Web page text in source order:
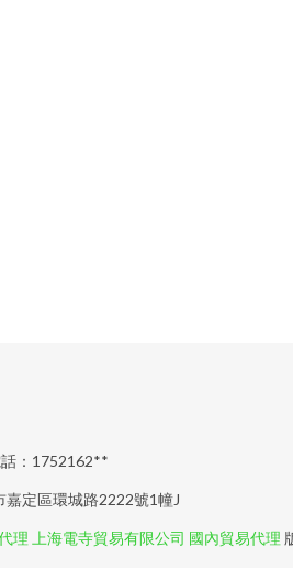
：1752162**
嘉定區環城路2222號1幢J
理 上海電寺貿易有限公司 國內貿易代理